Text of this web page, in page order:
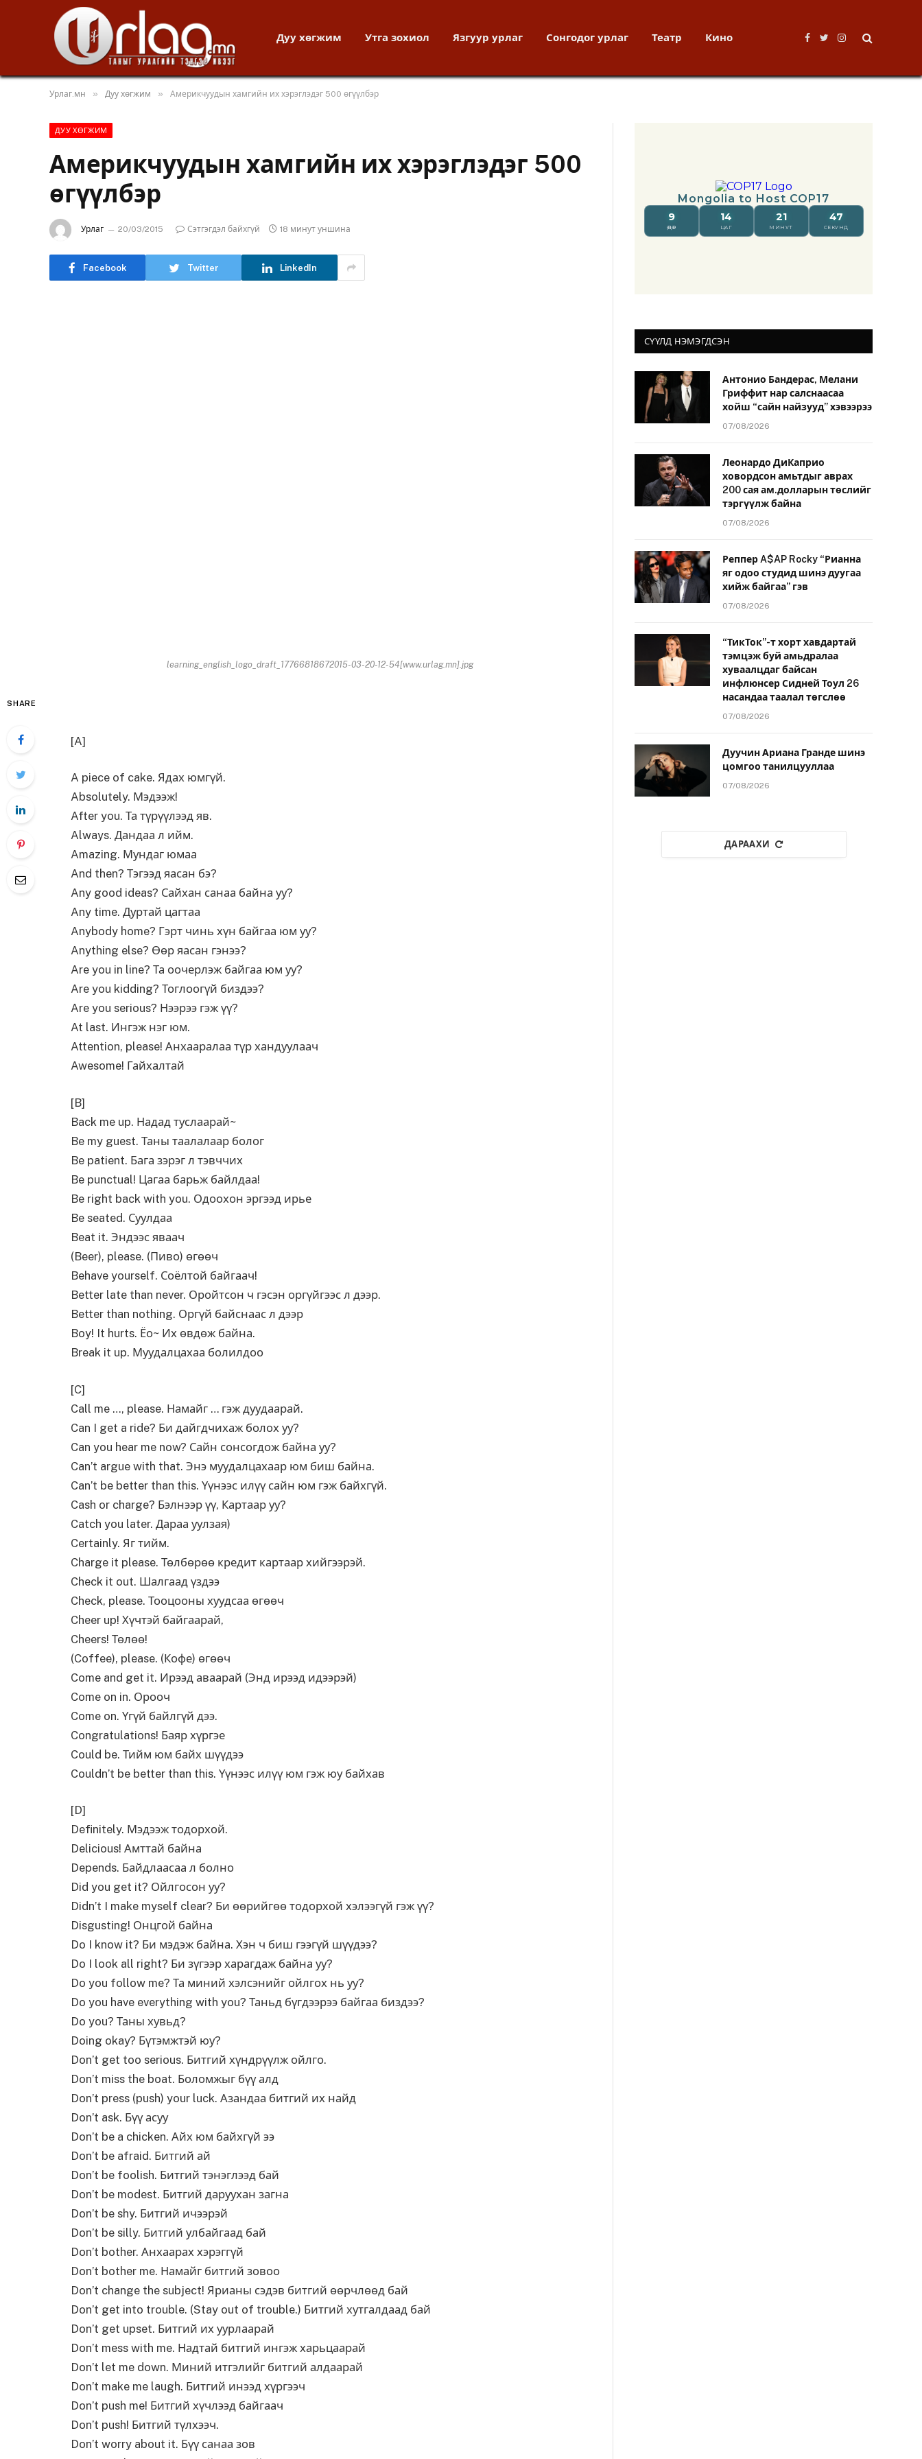
Дуу хөгжим Утга зохиол Язгуур урлаг Сонгодог урлаг Театр Кино
Facebook
TwitterInstagram
Урлаг.мн » Дуу хөгжим » Америкчуудын хамгийн их хэрэглэдэг 500 өгүүлбэр
ДУУ ХӨГЖИМ
Америкчуудын хамгийн их хэрэглэдэг 500
өгүүлбэр
Урлаг 20/03/2015 Сэтгэгдэл байхгүй 18 минут уншина
Facebook Twitter LinkedIn
learning_english_logo_draft_17766818672015-03-20-12-54[www.urlag.mn].jpg
SHARE
[A]
A piece of cake. Ядах юмгүй.
Absolutely. Мэдээж!
After you. Та түрүүлээд яв.
Always. Дандаа л ийм.
Amazing. Мундаг юмаа
And then? Тэгээд яасан бэ?
Any good ideas? Сайхан санаа байна уу?
Any time. Дуртай цагтаа
Anybody home? Гэрт чинь хүн байгаа юм уу?
Anything else? Өөр яасан гэнээ?
Are you in line? Та оочерлэж байгаа юм уу?
Are you kidding? Тоглоогүй биздээ?
Are you serious? Нээрээ гэж үү?
At last. Ингэж нэг юм.
Attention, please! Анхааралаа түр хандуулаач
Awesome! Гайхалтай
[B]
Back me up. Надад туслаарай~
Be my guest. Таны таалалаар болог
Be patient. Бага зэрэг л тэвччих
Be punctual! Цагаа барьж байлдаа!
Be right back with you. Одоохон эргээд ирье
Be seated. Суулдаа
Beat it. Эндээс яваач
(Beer), please. (Пиво) өгөөч
Behave yourself. Соёлтой байгаач!
Better late than never. Оройтсон ч гэсэн оргүйгээс л дээр.
Better than nothing. Оргүй байснаас л дээр
Boy! It hurts. Ёо~ Их өвдөж байна.
Break it up. Муудалцахаа болилдоо
[C]
Call me …, please. Намайг … гэж дуудаарай.
Can I get a ride? Би дайгдчихаж болох уу?
Can you hear me now? Сайн сонсогдож байна уу?
Can’t argue with that. Энэ муудалцахаар юм биш байна.
Can’t be better than this. Үүнээс илүү сайн юм гэж байхгүй.
Cash or charge? Бэлнээр үү, Картаар уу?
Catch you later. Дараа уулзая)
Certainly. Яг тийм.
Charge it please. Төлбөрөө кредит картаар хийгээрэй.
Check it out. Шалгаад үздээ
Check, please. Тооцооны хуудсаа өгөөч
Cheer up! Хүчтэй байгаарай,
Cheers! Төлөө!
(Coffee), please. (Кофе) өгөөч
Come and get it. Ирээд аваарай (Энд ирээд идээрэй)
Come on in. Орооч
Come on. Үгүй байлгүй дээ.
Congratulations! Баяр хүргэе
Could be. Тийм юм байх шүүдээ
Couldn’t be better than this. Үүнээс илүү юм гэж юу байхав
[D]
Definitely. Мэдээж тодорхой.
Delicious! Амттай байна
Depends. Байдлаасаа л болно
Did you get it? Ойлгосон уу?
Didn’t I make myself clear? Би өөрийгөө тодорхой хэлээгүй гэж үү?
Disgusting! Онцгой байна
Do I know it? Би мэдэж байна. Хэн ч биш гээгүй шүүдээ?
Do I look all right? Би зүгээр харагдаж байна уу?
Do you follow me? Та миний хэлсэнийг ойлгох нь уу?
Do you have everything with you? Таньд бүгдээрээ байгаа биздээ?
Do you? Таны хувьд?
Doing okay? Бүтэмжтэй юу?
Don’t get too serious. Битгий хүндрүүлж ойлго.
Don’t miss the boat. Боломжыг бүү алд
Don’t press (push) your luck. Азандаа битгий их найд
Don’t ask. Бүү асуу
Don’t be a chicken. Айх юм байхгүй ээ
Don’t be afraid. Битгий ай
Don’t be foolish. Битгий тэнэглээд бай
Don’t be modest. Битгий даруухан загна
Don’t be shy. Битгий ичээрэй
Don’t be silly. Битгий улбайгаад бай
Don’t bother. Анхаарах хэрэггүй
Don’t bother me. Намайг битгий зовоо
Don’t change the subject! Ярианы сэдэв битгий өөрчлөөд бай
Don’t get into trouble. (Stay out of trouble.) Битгий хутгалдаад бай
Don’t get upset. Битгий их уурлаарай
Don’t mess with me. Надтай битгий ингэж харьцаарай
Don’t let me down. Миний итгэлийг битгий алдаарай
Don’t make me laugh. Битгий инээд хүргээч
Don’t push me! Битгий хүчлээд байгаач
Don’t push! Битгий түлхээч.
Don’t worry about it. Бүү санаа зов
СҮҮЛД НЭМЭГДСЭН
Антонио Бандерас, Мелани
Гриффит нар салснаасаа
хойш “сайн найзууд” хэвээрээ
07/08/2026
Леонардо ДиКаприо
ховордсон амьтдыг аврах
200 сая ам.долларын төслийг
тэргүүлж байна
07/08/2026
Реппер A$AP Rocky “Рианна
яг одоо студид шинэ дуугаа
хийж байгаа” гэв
07/08/2026
“ТикТок”-т хорт хавдартай
тэмцэж буй амьдралаа
хуваалцдаг байсан
инфлюнсер Сидней Тоул 26
насандаа таалал төгслөө
07/08/2026
Дуучин Ариана Гранде шинэ
цомгоо танилцууллаа
07/08/2026
ДАРААХИ